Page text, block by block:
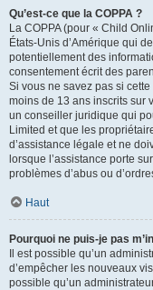
Qu’est-ce que la COPPA ?
La COPPA (pour « Child
États-Unis d’Amérique qui
potentiellement des
consentement écrit des
Si vous ne savez pas si
moins de 13 ans inscrits sur
un conseiller juridique qui
Limited et que les
d’assistance légale et ne
lorsque l’assistance porte
problèmes d’abus ou
Haut
Pourquoi ne puis-je pas
Il est possible qu’un
d’empêcher les nouveaux
possible qu’un